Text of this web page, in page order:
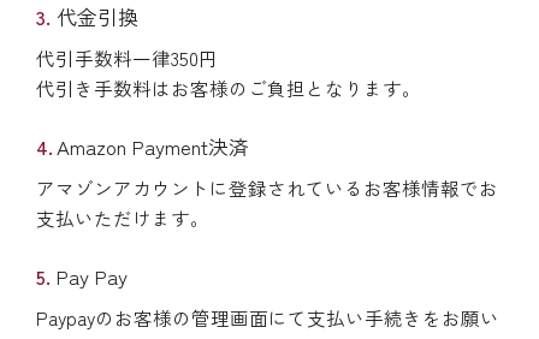
代金引換
代引手数料一律350円
代引き手数料はお客様のご負担となります。
Amazon Payment決済
アマゾンアカウントに登録されているお客様情報でお
支払いただけます。
Pay Pay
Paypayのお客様の管理画面にて支払い手続きをお願い